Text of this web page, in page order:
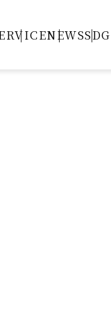
NEWS